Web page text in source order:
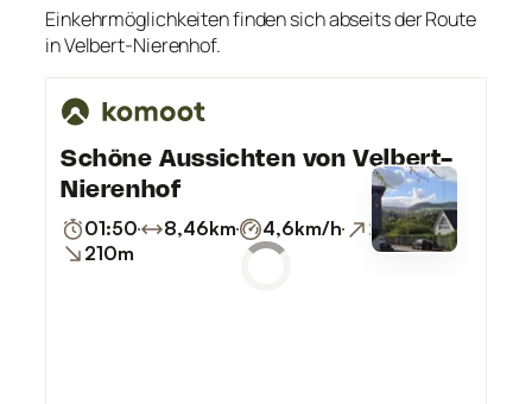
Einkehrmöglichkeiten finden sich abseits der Route
in Velbert-Nierenhof.